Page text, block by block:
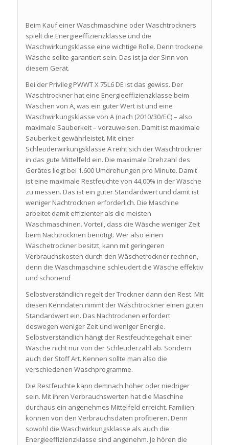
Beim Kauf einer Waschmaschine oder Waschtrockners
spielt die Energieeffizienzklasse und die
Waschwirkungsklasse eine wichtige Rolle. Denn trockene
Wäsche sollte garantiert sein. Das ist ja der Sinn von
diesem Gerät.
Bei der Privileg PWWT X 75L6 DE ist das gewiss. Der
Waschtrockner hat eine Energieeffizienzklasse beim
Waschen von A, was ein guter Wert ist und eine
Waschwirkungsklasse von A (nach (2010/30/EC) – also
maximale Sauberkeit – vorzuweisen. Damit ist maximale
Sauberkeit gewährleistet. Mit einer
Schleuderwirkungsklasse A reiht sich der Waschtrockner
in das gute Mittelfeld ein. Die maximale Drehzahl des
Gerätes liegt bei 1.600 Umdrehungen pro Minute. Damit
ist eine maximale Restfeuchte von 44,00% in der Wäsche
zu messen. Das ist ein guter Standardwert und damit ist
weniger Nachtrocknen erforderlich. Die Maschine
arbeitet damit effizienter als die meisten
Waschmaschinen. Vorteil, dass die Wäsche weniger Zeit
beim Nachtrocknen benötigt. Wer also einen
Wäschetrockner besitzt, kann mit geringeren
Verbrauchskosten durch den Wäschetrockner rechnen,
denn die Waschmaschine schleudert die Wäsche effektiv
und schonend
Selbstverständlich regelt der Trockner dann den Rest. Mit
diesen Kenndaten nimmt der Waschtrockner einen guten
Standardwert ein. Das Nachtrocknen erfordert
deswegen weniger Zeit und weniger Energie.
Selbstverständlich hängt der Restfeuchtegehalt einer
Wäsche nicht nur von der Schleuderzahl ab. Sondern
auch der Stoff Art. Kennen sollte man also die
verschiedenen Waschprogramme.
Die Restfeuchte kann demnach höher oder niedriger
sein. Mit ihren Verbrauchswerten hat die Maschine
durchaus ein angenehmes Mittelfeld erreicht. Familien
können von den Verbrauchsdaten profitieren. Denn
sowohl die Waschwirkungsklasse als auch die
Energieeffizienzklasse sind angenehm. Je hören die